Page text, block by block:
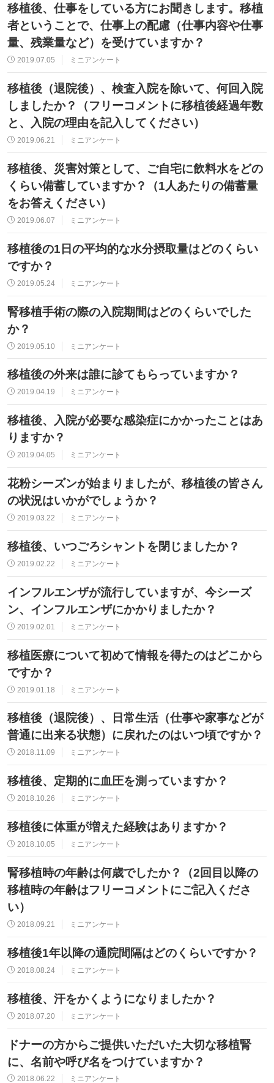
移植後、仕事をしている方にお聞きします。移植
者ということで、仕事上の配慮（仕事内容や仕事
量、残業量など）を受けていますか？
2019.07.05 ミニアンケート
移植後（退院後）、検査入院を除いて、何回入院
しましたか？（フリーコメントに移植後経過年数
と、入院の理由を記入してください）
2019.06.21 ミニアンケート
移植後、災害対策として、ご自宅に飲料水をどの
くらい備蓄していますか？（1人あたりの備蓄量
をお答えください）
2019.06.07 ミニアンケート
移植後の1日の平均的な水分摂取量はどのくらい
ですか？
2019.05.24 ミニアンケート
腎移植手術の際の入院期間はどのくらいでした
か？
2019.05.10 ミニアンケート
移植後の外来は誰に診てもらっていますか？
2019.04.19 ミニアンケート
移植後、入院が必要な感染症にかかったことはあ
りますか？
2019.04.05 ミニアンケート
花粉シーズンが始まりましたが、移植後の皆さん
の状況はいかがでしょうか？
2019.03.22 ミニアンケート
移植後、いつごろシャントを閉じましたか？
2019.02.22 ミニアンケート
インフルエンザが流行していますが、今シーズ
ン、インフルエンザにかかりましたか？
2019.02.01 ミニアンケート
移植医療について初めて情報を得たのはどこから
ですか？
2019.01.18 ミニアンケート
移植後（退院後）、日常生活（仕事や家事などが
普通に出来る状態）に戻れたのはいつ頃ですか？
2018.11.09 ミニアンケート
移植後、定期的に血圧を測っていますか？
2018.10.26 ミニアンケート
移植後に体重が増えた経験はありますか？
2018.10.05 ミニアンケート
腎移植時の年齢は何歳でしたか？（2回目以降の
移植時の年齢はフリーコメントにご記入くださ
い）
2018.09.21 ミニアンケート
移植後1年以降の通院間隔はどのくらいですか？
2018.08.24 ミニアンケート
移植後、汗をかくようになりましたか？
2018.07.20 ミニアンケート
ドナーの方からご提供いただいた大切な移植腎
に、名前や呼び名をつけていますか？
2018.06.22 ミニアンケート